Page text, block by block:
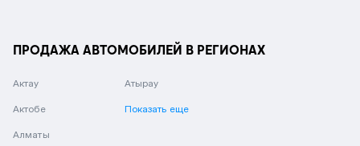
ПРОДАЖА АВТОМОБИЛЕЙ В РЕГИОНАХ
Актау
Актобе
Алматы
Атырау
Показать еще